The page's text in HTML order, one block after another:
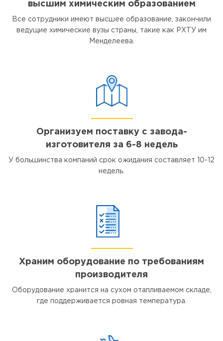
высшим химическим образованием
Все сотрудники имеют высшее образование, закончили
ведущие химические вузы страны, такие как РХТУ им
Менделеева.
Организуем поставку с завода-
изготовителя за 6-8 недель
У большинства компаний срок ожидания составляет 10-12
недель.
Храним оборудование по требованиям
производителя
Оборудование хранится на сухом отапливаемом складе,
где поддерживается ровная температура.